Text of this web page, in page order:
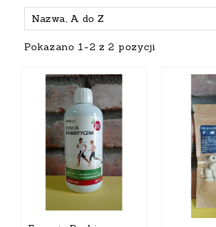
Nazwa, A do Z
Pokazano 1-2 z 2 pozycji